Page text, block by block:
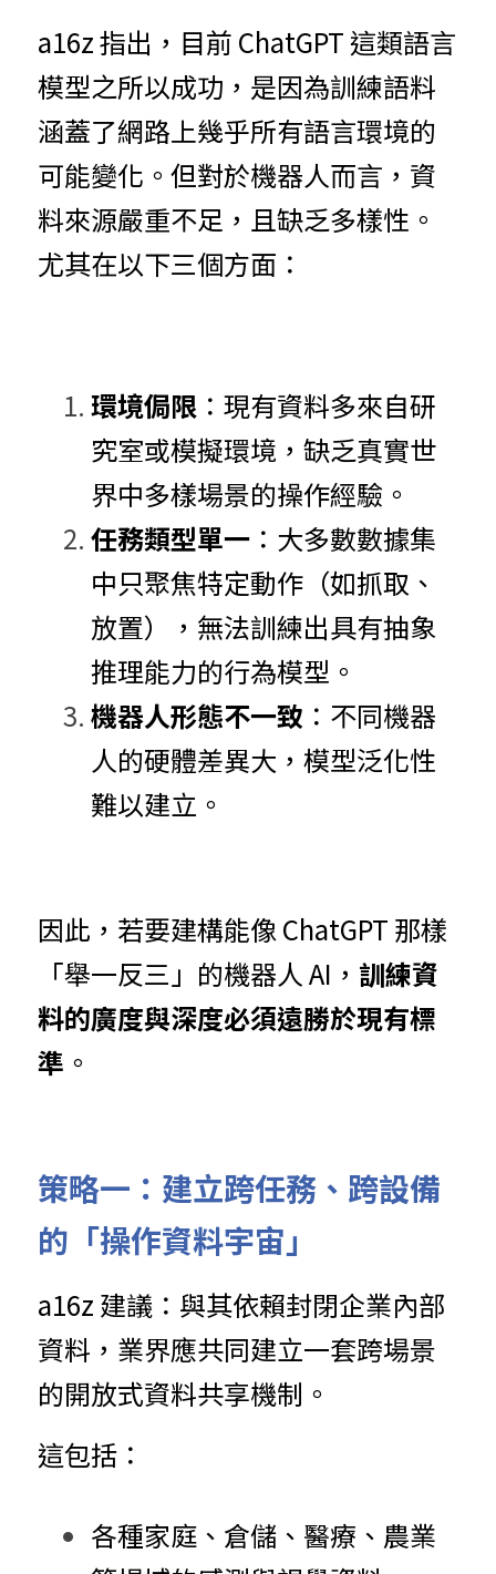
a16z 指出，目前 ChatGPT 這類語言
模型之所以成功，是因為訓練語料
涵蓋了網路上幾乎所有語言環境的
可能變化。但對於機器人而言，資
料來源嚴重不足，且缺乏多樣性。
尤其在以下三個方面：
環境侷限 ：現有資料多來自研
究室或模擬環境，缺乏真實世
界中多樣場景的操作經驗。
任務類型單一 ：大多數數據集
中只聚焦特定動作（如抓取、
放置），無法訓練出具有抽象
推理能力的行為模型。
機器人形態不一致 ：不同機器
人的硬體差異大，模型泛化性
難以建立。
因此，若要建構能像 ChatGPT 那樣
「舉一反三」的機器人 AI， 訓練資
料的廣度與深度必須遠勝於現有標
準 。
策略一：建立跨任務、跨設備
的「操作資料宇宙」
a16z 建議：與其依賴封閉企業內部
資料，業界應共同建立一套跨場景
的開放式資料共享機制。
這包括：
各種家庭、倉儲、醫療、農業